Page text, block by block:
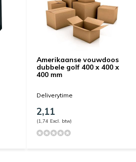
Amerikaanse vouwdoos
dubbele golf 400 x 400 x
400 mm
Deliverytime
2,11
(1,74 Excl. btw)